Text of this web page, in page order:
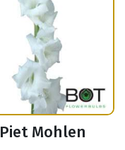
Piet Mohlen